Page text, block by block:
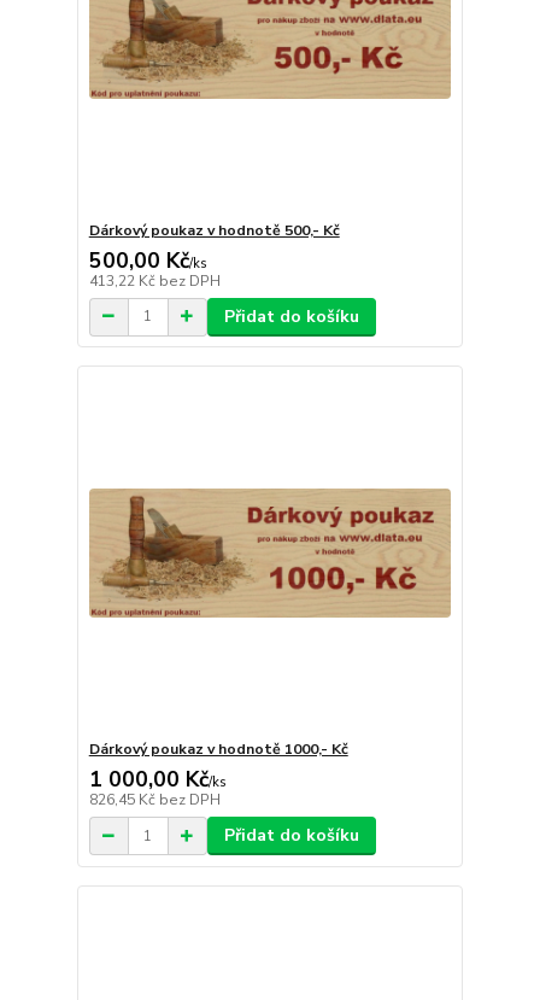
Dárkový poukaz v hodnotě 500,- Kč
500,00 Kč/ks
413,22 Kč bez DPH
Přidat do košíku
Dárkový poukaz v hodnotě 1000,- Kč
1 000,00 Kč/ks
826,45 Kč bez DPH
Přidat do košíku